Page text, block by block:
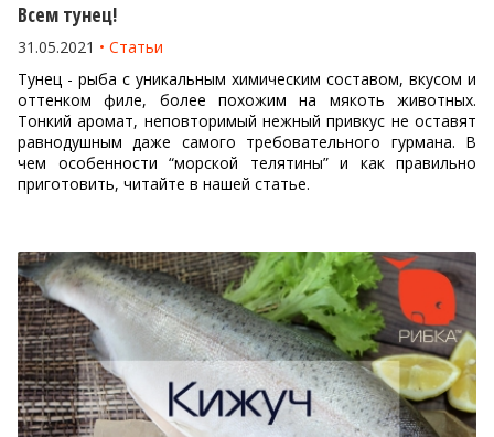
Всем тунец!
31.05.2021
Статьи
Тунец - рыба с уникальным химическим составом, вкусом и
оттенком филе, более похожим на мякоть животных.
Тонкий аромат, неповторимый нежный привкус не оставят
равнодушным даже самого требовательного гурмана. В
чем особенности “морской телятины” и как правильно
приготовить, читайте в нашей статье.